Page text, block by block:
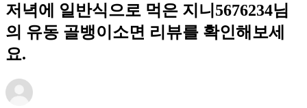
저녁에 일반식으로 먹은 지니5676234님
의 유동 골뱅이소면 리뷰를 확인해보세
요.